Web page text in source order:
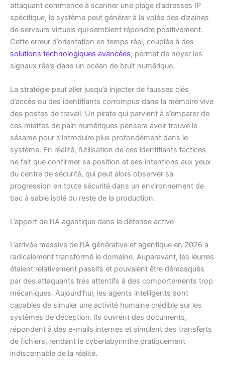
attaquant commence à scanner une plage d’adresses IP
spécifique, le système peut générer à la volée des dizaines
de serveurs virtuels qui semblent répondre positivement.
Cette erreur d’orientation en temps réel, couplée à des
solutions technologiques avancées, permet de noyer les
signaux réels dans un océan de bruit numérique.
La stratégie peut aller jusqu’à injecter de fausses clés
d’accès ou des identifiants corrompus dans la mémoire vive
des postes de travail. Un pirate qui parvient à s’emparer de
ces miettes de pain numériques pensera avoir trouvé le
sésame pour s’introduire plus profondément dans le
système. En réalité, l’utilisation de ces identifiants factices
ne fait que confirmer sa position et ses intentions aux yeux
du centre de sécurité, qui peut alors observer sa
progression en toute sécurité dans un environnement de
bac à sable isolé du reste de la production.
L’apport de l’IA agentique dans la défense active
L’arrivée massive de l’IA générative et agentique en 2026 a
radicalement transformé le domaine. Auparavant, les leurres
étaient relativement passifs et pouvaient être démasqués
par des attaquants très attentifs à des comportements trop
mécaniques. Aujourd’hui, les agents intelligents sont
capables de simuler une activité humaine crédible sur les
systèmes de déception. Ils ouvrent des documents,
répondent à des e-mails internes et simulent des transferts
de fichiers, rendant le cyberlabyrinthe pratiquement
indiscernable de la réalité.